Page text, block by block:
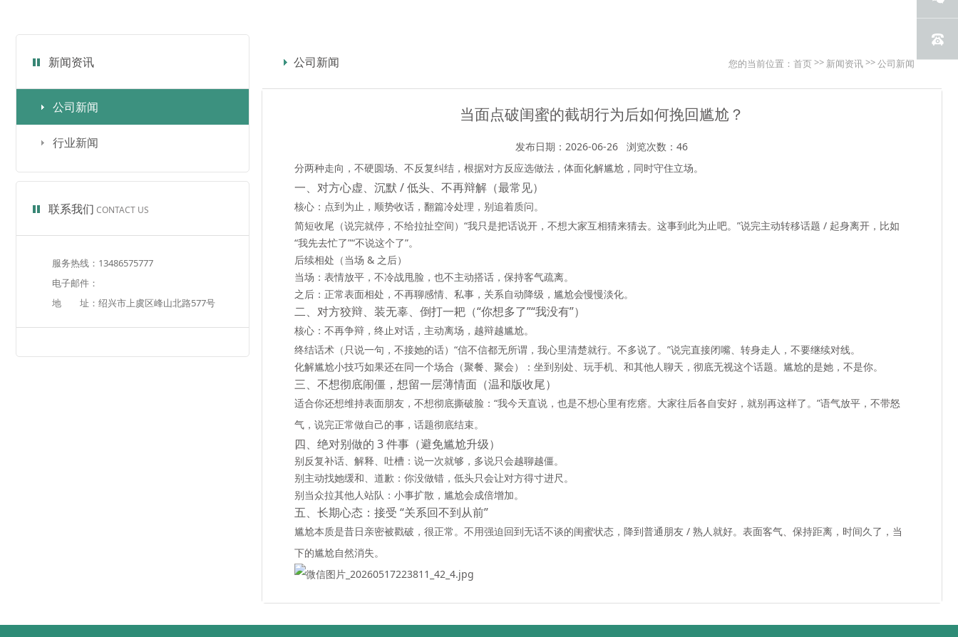
新闻资讯
公司新闻
行业新闻
联系我们 CONTACT US
服务热线：13486575777
电子邮件：
地 址：绍兴市上虞区峰山北路577号
公司新闻 您的当前位置： 首页>> 新闻资讯>>公司新闻
当面点破闺蜜的截胡行为后如何挽回尴尬？
发布日期：2026-06-26
浏览次数：46
分两种走向， 不硬圆场、不反复纠结，根据对方反应选做法，体面化解尴尬，同时守住立场。
一、对方心虚、沉默 / 低头、不再辩解（最常见）
核心： 点到为止，顺势收话，翻篇冷处理 ，别追着质问。
简短收尾（说完就停，不给拉扯空间）“我只是把话说开，不想大家互相猜来猜去。这事到此为止吧。”说完主动转移话题 / 起身离开，比如
“我先去忙了”“不说这个了”。
后续相处（当场 & 之后）
当场：表情放平，不冷战甩脸，也不主动搭话，保持客气疏离。
之后：正常表面相处，不再聊感情、私事，关系自动降级，尴尬会慢慢淡化。
二、对方狡辩、装无辜、倒打一耙（“你想多了”“我没有”）
核心： 不再争辩，终止对话，主动离场 ，越辩越尴尬。
终结话术（只说一句，不接她的话）“信不信都无所谓，我心里清楚就行。不多说了。”说完直接闭嘴、转身走人， 不要继续对线。
化解尴尬小技巧如果还在同一个场合（聚餐、聚会）：坐到别处、玩手机、和其他人聊天，彻底无视这个话题。尴尬的是她，不是你。
三、不想彻底闹僵，想留一层薄情面（温和版收尾）
适合你还想维持表面朋友，不想彻底撕破脸：“我今天直说，也是不想心里有疙瘩。大家往后各自安好，就别再这样了。”语气放平，不带怒
气，说完正常做自己的事，话题彻底结束。
四、绝对别做的 3 件事（避免尴尬升级）
别反复补话、解释、吐槽：说一次就够，多说只会越聊越僵。
别主动找她缓和、道歉：你没做错，低头只会让对方得寸进尺。
别当众拉其他人站队：小事扩散，尴尬会成倍增加。
五、长期心态：接受 “关系回不到从前”
尴尬本质是昔日亲密被戳破 ，很正常。不用强迫回到无话不谈的闺蜜状态，降到普通朋友 / 熟人就好。表面客气、保持距离，时间久了，当
下的尴尬自然消失。